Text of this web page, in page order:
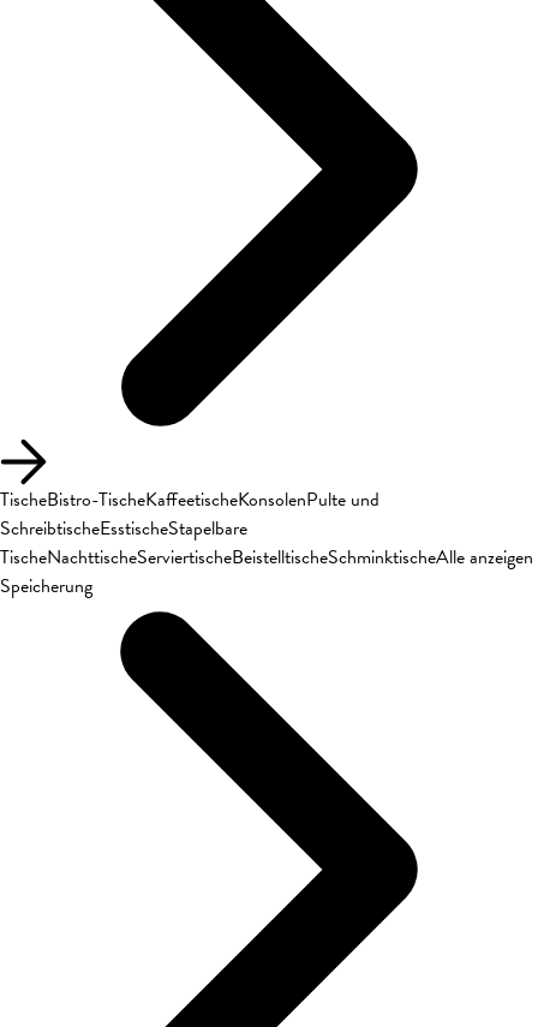
TischeBistro-TischeKaffeetischeKonsolenPulte und
SchreibtischeEsstischeStapelbare
TischeNachttischeServiertischeBeistelltischeSchminktischeAlle anzeigen
Speicherung